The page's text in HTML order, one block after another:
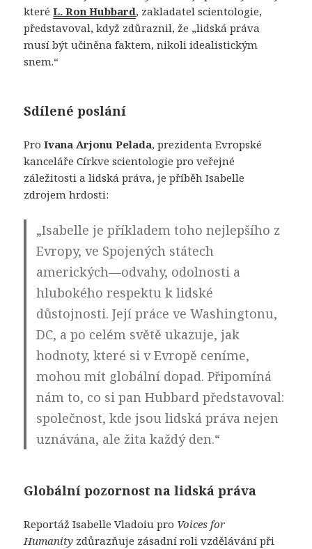
kteréL. Ron Hubbard, zakladatel scientologie,
představoval, když zdůraznil, že „lidská práva
musí být učiněna faktem, nikoli idealistickým
snem.“
Sdílené poslání
ProIvana Arjonu Pelada, prezidenta Evropské
kanceláře Církve scientologie pro veřejné
záležitosti a lidská práva, je příběh Isabelle
zdrojem hrdosti:
„Isabelle je příkladem toho nejlepšího z
Evropy, ve Spojených státech
amerických—odvahy, odolnosti a
hlubokého respektu k lidské
důstojnosti. Její práce ve Washingtonu,
DC, a po celém světě ukazuje, jak
hodnoty, které si v Evropě ceníme,
mohou mít globální dopad. Připomíná
nám to, co si pan Hubbard představoval:
společnost, kde jsou lidská práva nejen
uznávána, ale žita každý den.“
Globální pozornost na lidská práva
Reportáž Isabelle Vladoiu pro Voices for
Humanity zdůrazňuje zásadní roli vzdělávání při